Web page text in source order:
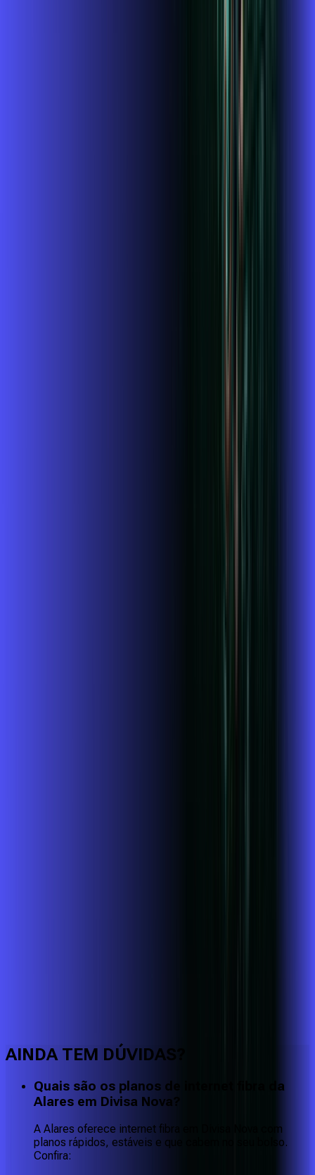
AINDA TEM DÚVIDAS?
Quais são os planos de internet fibra da
Alares em Divisa Nova?
A Alares oferece internet fibra em Divisa Nova com
planos rápidos, estáveis e que cabem no seu bolso.
Confira: